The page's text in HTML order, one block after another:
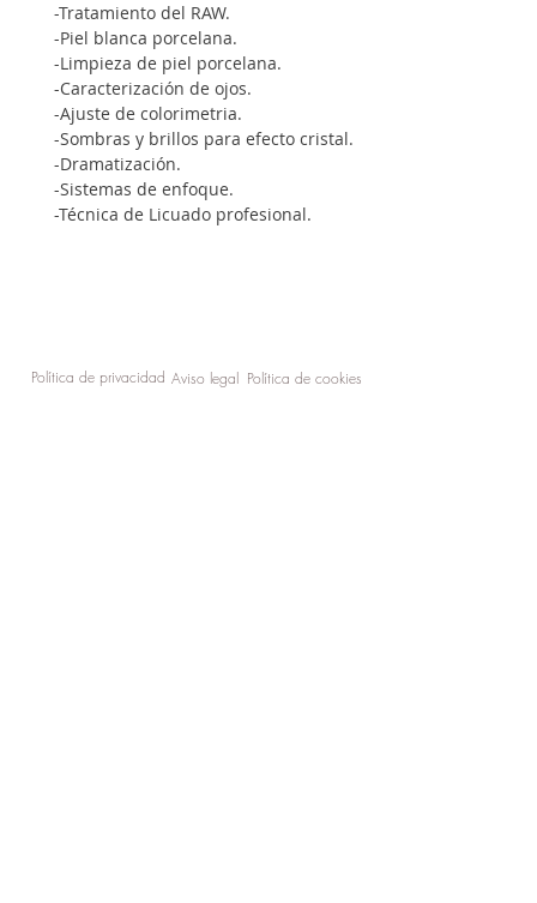
-Tratamiento del RAW.
-Piel blanca porcelana.
-Limpieza de piel porcelana.
-Caracterización de ojos.
-Ajuste de colorimetria.
-Sombras y brillos para efecto cristal.
-Dramatización.
-Sistemas de enfoque.
-Técnica de Licuado profesional.
Política de privacidad Aviso legal Política de cookies